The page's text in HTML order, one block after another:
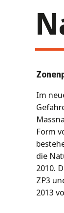
Im
Form
die
2010.
ZP3
2013